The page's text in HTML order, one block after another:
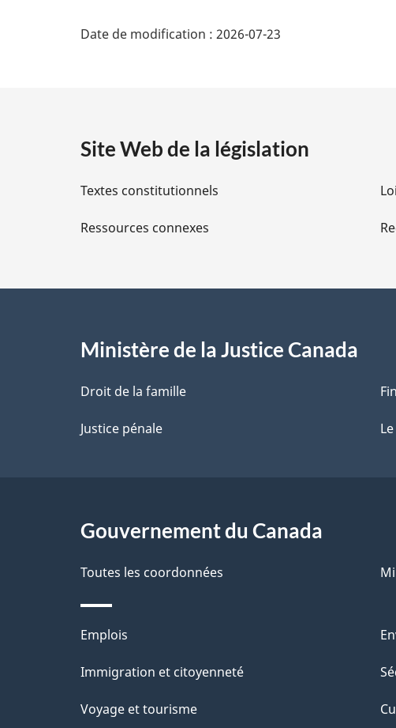
i
l
s
l
a
p
e
Date de modification : 2026-07-23
Site Web de la législation
Textes constitutionnels
Ressources connexes
Ministère de la Justice Canada
Droit de la famille
Justice pénale
Gouvernement du Canada
Toutes les coordonnées
Thèmes
et
Emplois
Immigration et citoyenneté
Voyage et tourisme